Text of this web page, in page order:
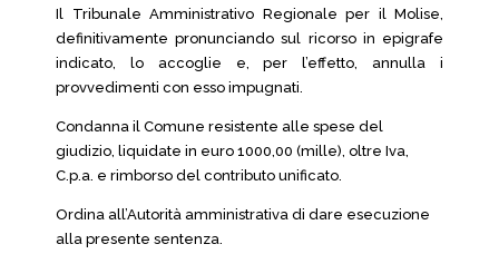
Il Tribunale Amministrativo Regionale per il Molise,
definitivamente pronunciando sul ricorso in epigrafe
indicato, lo accoglie e, per l’effetto, annulla i
provvedimenti con esso impugnati.
Condanna il Comune resistente alle spese del
giudizio, liquidate in euro 1000,00 (mille), oltre Iva,
C.p.a. e rimborso del contributo unificato.
Ordina all’Autorità amministrativa di dare esecuzione
alla presente sentenza.